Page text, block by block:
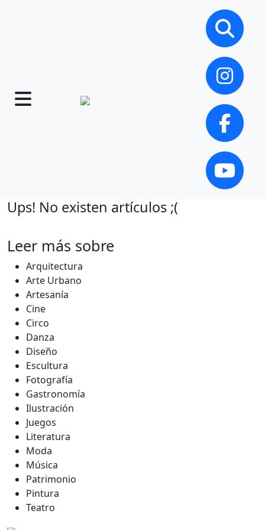
Ups! No existen artículos ;(
Leer más sobre
Arquitectura
Arte Urbano
Artesanía
Cine
Circo
Danza
Diseño
Escultura
Fotografía
Gastronomía
Ilustración
Juegos
Literatura
Moda
Música
Patrimonio
Pintura
Teatro